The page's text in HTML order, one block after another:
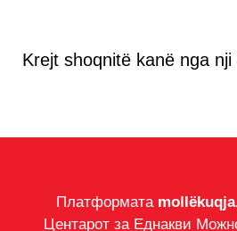
Krejt shoqnitë kanë nga nji
Платформата
Центарот за Еднакви